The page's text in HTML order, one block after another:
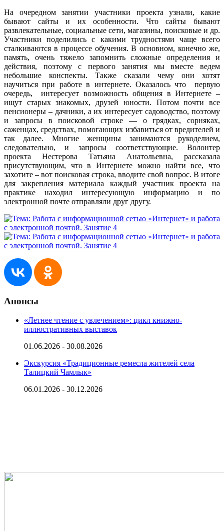
На очередном занятии участники проекта узнали, какие
бывают сайты и их особенности. Что сайты бывают
развлекательные, социальные сети, магазины, поисковые и др.
Участники поделились с какими трудностями чаще всего
сталкиваются в процессе обучения. В основном, конечно же,
память, очень тяжело запомнить сложные определения и
действия, поэтому с первого занятия мы вместе ведем
небольшие конспекты. Также сказали чему они хотят
научиться при работе в интернете. Оказалось что первую
очередь, интересует возможность общения в Интернете –
ищут старых знакомых, друзей юности. Потом почти все
пенсионеры – дачники, а их интересует садоводство, поэтому
и запросы в поисковой строке — о грядках, сорняках,
саженцах, средствах, помогающих избавиться от вредителей и
так далее. Многие женщины занимаются рукоделием,
следовательно, и запросы соответствующие. Волонтер
проекта Нестерова Татьяна Анатольевна, рассказала
присутствующим, что в Интернете можно найти все, что
захотите – вот поисковая строка, вводите свой вопрос. В итоге
для закрепления материала каждый участник проекта на
практике находил интересующую информацию и по
электронной почте отправляли друг другу.
Анонсы
«Летнее чтение с увлечением»: цикл книжно-
иллюстративных выставок
01.06.2026 - 30.08.2026
Экскурсия «Традиционные ремесла жителей села
Талицкий Чамлык»
06.01.2026 - 30.12.2026